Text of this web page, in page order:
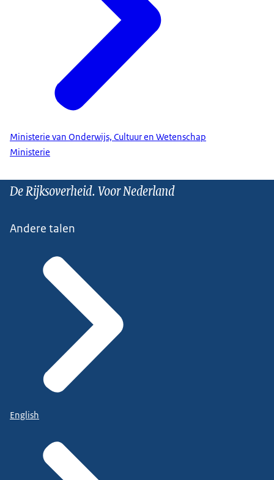
Ministerie van Onderwijs, Cultuur en Wetenschap
Ministerie
De Rijksoverheid. Voor Nederland
Andere talen
English